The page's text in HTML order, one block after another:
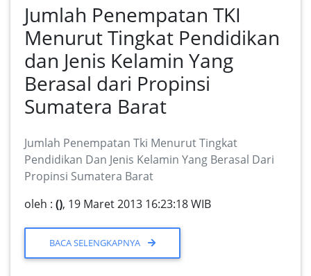
Jumlah Penempatan TKI
Menurut Tingkat Pendidikan
dan Jenis Kelamin Yang
Berasal dari Propinsi
Sumatera Barat
Jumlah Penempatan Tki Menurut Tingkat
Pendidikan Dan Jenis Kelamin Yang Berasal Dari
Propinsi Sumatera Barat
oleh : (), 19 Maret 2013 16:23:18 WIB
BACA SELENGKAPNYA